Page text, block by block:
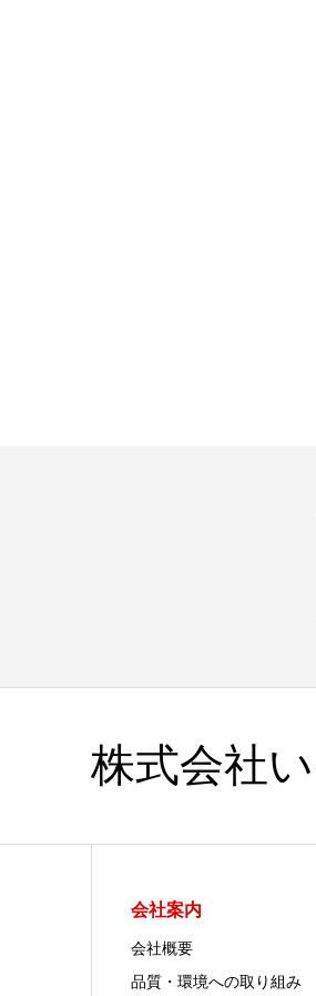
株式会社
会社案内
会社概要
品質・環境への取り組み